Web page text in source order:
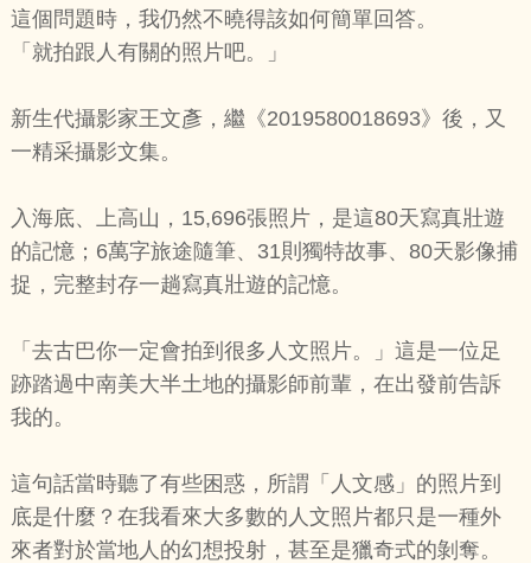
這個問題時，我仍然不曉得該如何簡單回答。
「就拍跟人有關的照片吧。」
新生代攝影家王文彥，繼《2019580018693》後，又
一精采攝影文集。
入海底、上高山，15,696張照片，是這80天寫真壯遊
的記憶；6萬字旅途隨筆、31則獨特故事、80天影像捕
捉，完整封存一趟寫真壯遊的記憶。
「去古巴你一定會拍到很多人文照片。」這是一位足
跡踏過中南美大半土地的攝影師前輩，在出發前告訴
我的。
這句話當時聽了有些困惑，所謂「人文感」的照片到
底是什麼？在我看來大多數的人文照片都只是一種外
來者對於當地人的幻想投射，甚至是獵奇式的剝奪。